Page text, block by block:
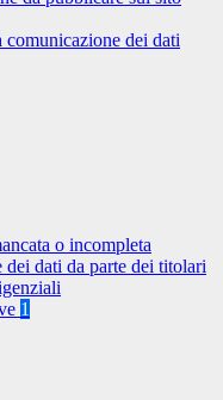
comunicazione dei dati
o incompleta
dei dati da parte dei titolari
1